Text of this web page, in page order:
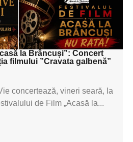
aici
subti
la Brâncuși”: Concert
filmului ”Cravata galbenă”
concertează, vineri seară, la
de Film „Acasă la...